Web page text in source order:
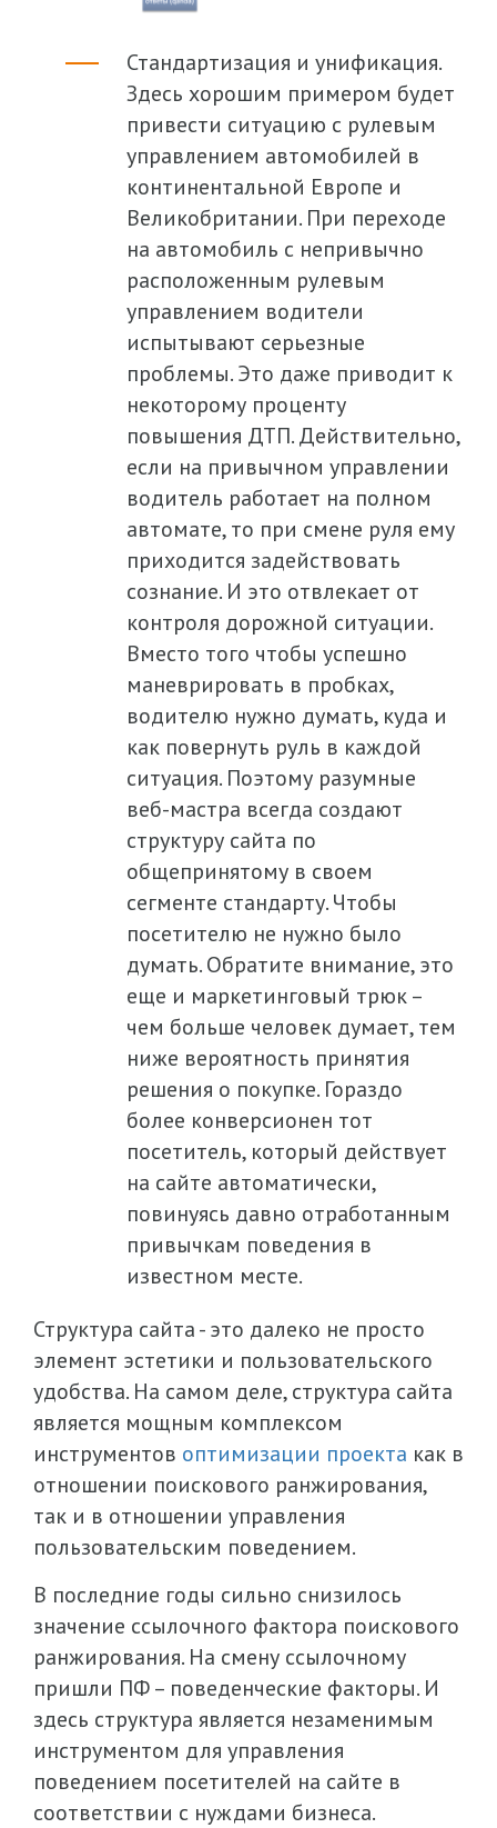
Стандартизация и унификация.
Здесь хорошим примером будет
привести ситуацию с рулевым
управлением автомобилей в
континентальной Европе и
Великобритании. При переходе
на автомобиль с непривычно
расположенным рулевым
управлением водители
испытывают серьезные
проблемы. Это даже приводит к
некоторому проценту
повышения ДТП. Действительно,
если на привычном управлении
водитель работает на полном
автомате, то при смене руля ему
приходится задействовать
сознание. И это отвлекает от
контроля дорожной ситуации.
Вместо того чтобы успешно
маневрировать в пробках,
водителю нужно думать, куда и
как повернуть руль в каждой
ситуация. Поэтому разумные
веб-мастра всегда создают
структуру сайта по
общепринятому в своем
сегменте стандарту. Чтобы
посетителю не нужно было
думать. Обратите внимание, это
еще и маркетинговый трюк –
чем больше человек думает, тем
ниже вероятность принятия
решения о покупке. Гораздо
более конверсионен тот
посетитель, который действует
на сайте автоматически,
повинуясь давно отработанным
привычкам поведения в
известном месте.
Структура сайта - это далеко не просто
элемент эстетики и пользовательского
удобства. На самом деле, структура сайта
является мощным комплексом
инструментов оптимизации проекта как в
отношении поискового ранжирования,
так и в отношении управления
пользовательским поведением.
В последние годы сильно снизилось
значение ссылочного фактора поискового
ранжирования. На смену ссылочному
пришли ПФ – поведенческие факторы. И
здесь структура является незаменимым
инструментом для управления
поведением посетителей на сайте в
соответствии с нуждами бизнеса.